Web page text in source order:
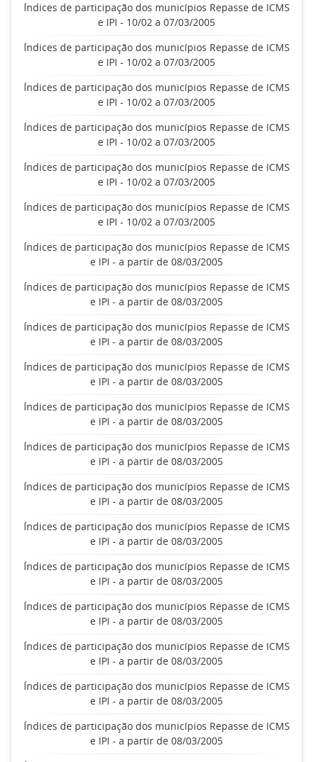
Índices de participação dos municípios Repasse de ICMS
e IPI - 10/02 a 07/03/2005
Índices de participação dos municípios Repasse de ICMS
e IPI - 10/02 a 07/03/2005
Índices de participação dos municípios Repasse de ICMS
e IPI - 10/02 a 07/03/2005
Índices de participação dos municípios Repasse de ICMS
e IPI - 10/02 a 07/03/2005
Índices de participação dos municípios Repasse de ICMS
e IPI - 10/02 a 07/03/2005
Índices de participação dos municípios Repasse de ICMS
e IPI - 10/02 a 07/03/2005
Índices de participação dos municípios Repasse de ICMS
e IPI - a partir de 08/03/2005
Índices de participação dos municípios Repasse de ICMS
e IPI - a partir de 08/03/2005
Índices de participação dos municípios Repasse de ICMS
e IPI - a partir de 08/03/2005
Índices de participação dos municípios Repasse de ICMS
e IPI - a partir de 08/03/2005
Índices de participação dos municípios Repasse de ICMS
e IPI - a partir de 08/03/2005
Índices de participação dos municípios Repasse de ICMS
e IPI - a partir de 08/03/2005
Índices de participação dos municípios Repasse de ICMS
e IPI - a partir de 08/03/2005
Índices de participação dos municípios Repasse de ICMS
e IPI - a partir de 08/03/2005
Índices de participação dos municípios Repasse de ICMS
e IPI - a partir de 08/03/2005
Índices de participação dos municípios Repasse de ICMS
e IPI - a partir de 08/03/2005
Índices de participação dos municípios Repasse de ICMS
e IPI - a partir de 08/03/2005
Índices de participação dos municípios Repasse de ICMS
e IPI - a partir de 08/03/2005
Índices de participação dos municípios Repasse de ICMS
e IPI - a partir de 08/03/2005